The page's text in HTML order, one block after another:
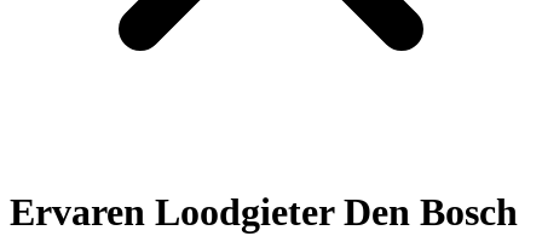
Ervaren Loodgieter Den Bosch